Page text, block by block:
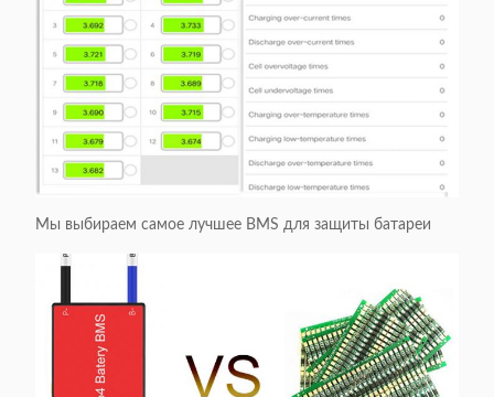
Мы выбираем самое лучшее BMS для защиты батареи